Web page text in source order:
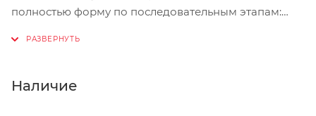
полностью форму по последовательным этапам:
Нажмите кнопку «Оформить заказ».
Наличие